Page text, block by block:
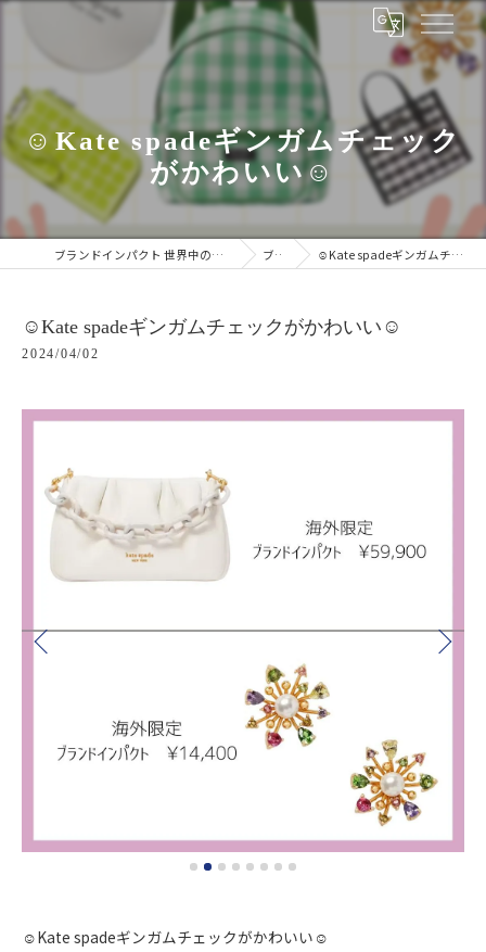
☺︎Kate spadeギンガムチェック
がかわいい☺︎
ブランドインパクト 世界中のブランドをあなたの手に ブログ ☺︎Kate spadeギンガムチェックがかわいい☺︎
☺︎Kate spadeギンガムチェックがかわいい☺︎
2024/04/02
☺︎Kate spadeギンガムチェックがかわいい☺︎